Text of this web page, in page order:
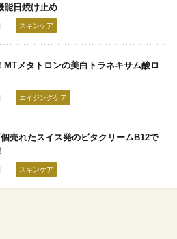
能日焼け止め
スキンケア
MTメタトロンの美白トラネキサム酸ロ
エイジングケア
売れたスイス発のビタクリームB12で
スキンケア